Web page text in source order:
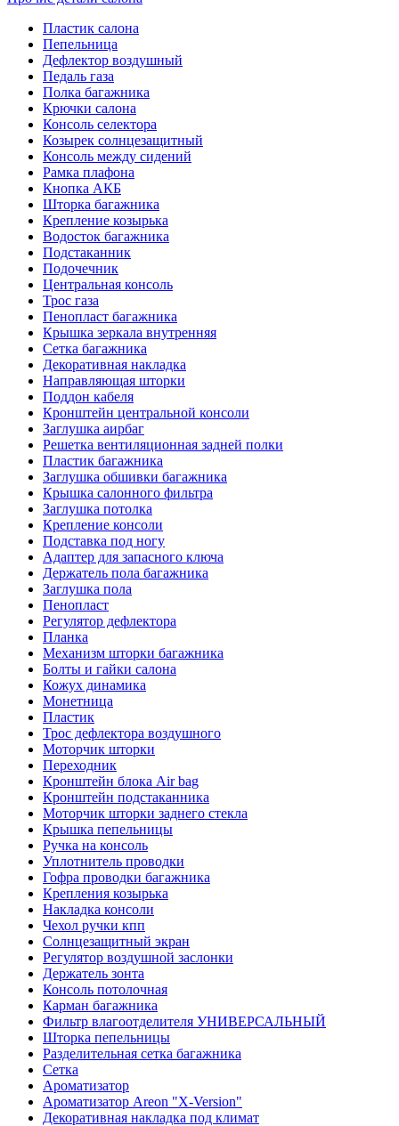
Пластик салона
Пепельница
Дефлектор воздушный
Педаль газа
Полка багажника
Крючки салона
Консоль селектора
Козырек солнцезащитный
Консоль между сидений
Рамка плафона
Кнопка АКБ
Шторка багажника
Крепление козырька
Водосток багажника
Подстаканник
Подочечник
Центральная консоль
Трос газа
Пенопласт багажника
Крышка зеркала внутренняя
Сетка багажника
Декоративная накладка
Направляющая шторки
Поддон кабеля
Кронштейн центральной консоли
Заглушка аирбаг
Решетка вентиляционная задней полки
Пластик багажника
Заглушка обшивки багажника
Крышка салонного фильтра
Заглушка потолка
Крепление консоли
Подставка под ногу
Адаптер для запасного ключа
Держатель пола багажника
Заглушка пола
Пенопласт
Регулятор дефлектора
Планка
Механизм шторки багажника
Болты и гайки салона
Кожух динамика
Монетница
Пластик
Трос дефлектора воздушного
Моторчик шторки
Переходник
Кронштейн блока Air bag
Кронштейн подстаканника
Моторчик шторки заднего стекла
Крышка пепельницы
Ручка на консоль
Уплотнитель проводки
Гофра проводки багажника
Крепления козырька
Накладка консоли
Чехол ручки кпп
Солнцезащитный экран
Регулятор воздушной заслонки
Держатель зонта
Консоль потолочная
Карман багажника
Фильтр влагоотделителя УНИВЕРСАЛЬНЫЙ
Шторка пепельницы
Разделительная сетка багажника
Сетка
Ароматизатор
Ароматизатор Areon "X-Version"
Декоративная накладка под климат